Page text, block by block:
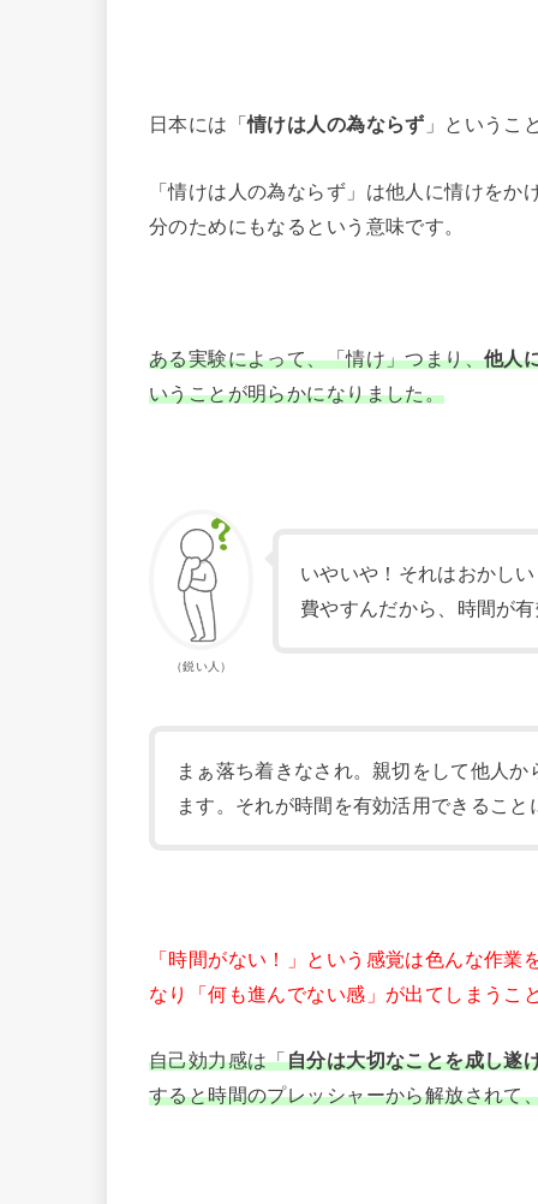
日本には「情けは人の為ならず 」というこ
「情けは人の為ならず」は他人に情けを
分のためにもなるという意味です。
ある実験によって、「情け」つまり、他人
いうことが明らかになりました。
（鋭い人）
いやいや！それはおかし
費やすんだから、時間が
まぁ落ち着きなされ。親切をして他人か
ます。それが時間を有効活用できるこ
「時間がない！」という感覚は色んな作
なり「何も進んでない感」が出てしまうこ
自己効力感は「自分は大切なことを成し遂
すると時間のプレッシャーから解放されて